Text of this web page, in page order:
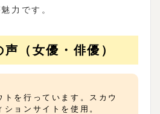
力です。
（女優・俳優）
トを行っています。スカウ
ションサイトを使用。